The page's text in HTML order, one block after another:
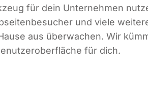
für dein Unter­neh­men
und vie­le
aus über­wa­chen. Wir
für dich.